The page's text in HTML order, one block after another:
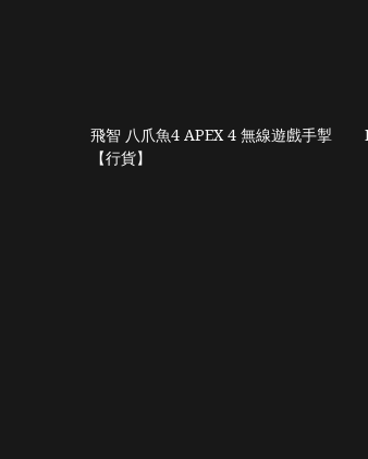
飛智 八爪魚4 APEX 4 無線遊戲手掣
【行貨】